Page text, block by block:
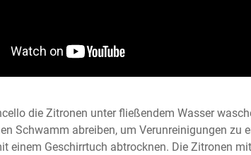
die Zitronen unter fließendem Wasser
Schwamm abreiben, um Verunreinigungen zu
einem Geschirrtuch abtrocknen. Die Zitronen